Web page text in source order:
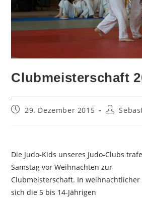
Clubmeisterschaft
Beitrag29. Dezember 2015
Beitrags-
Die Judo-Kids unseres Judo-Clubs
Samstag vor Weihnachten zur
Clubmeisterschaft. In
sich die 5 bis 14-Jährigen